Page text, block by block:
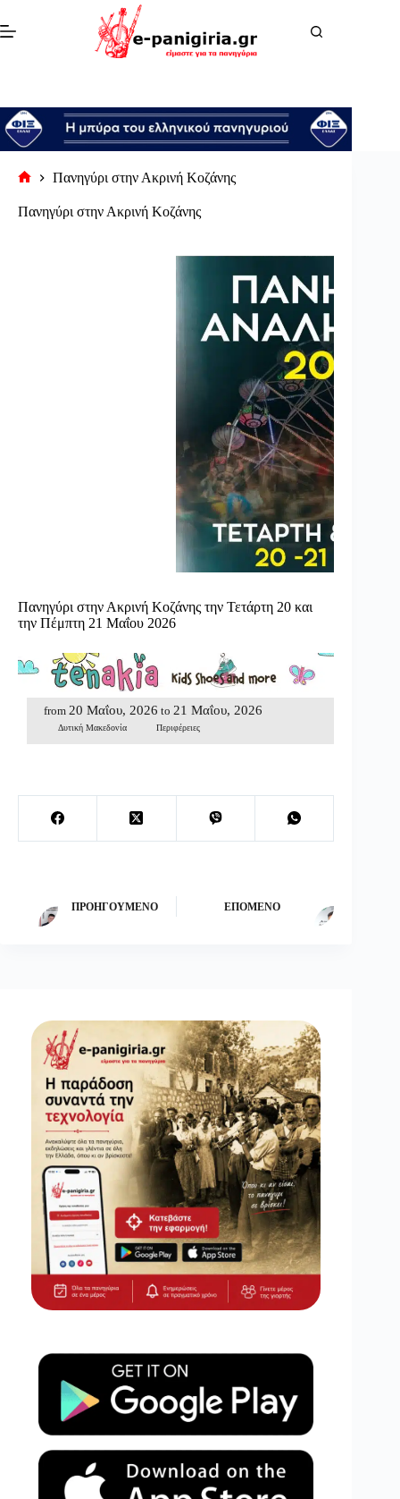
στο
περιεχόμενο
σελίδα
Πανηγύρι στην Ακρινή Κοζάνης
Πανηγύρι στην Ακρινή Κοζάνης
Πανηγύρι στην Ακρινή Κοζάνης την Τετάρτη 20 και
την Πέμπτη 21 Μαΐου 2026
from 20 Μαΐου, 2026 to 21 Μαΐου, 2026
Δυτική Μακεδονία Περιφέρειες
ΠΡΟΗΓΟΎΜΕΝΟ ΕΠΌΜΕΝΟ